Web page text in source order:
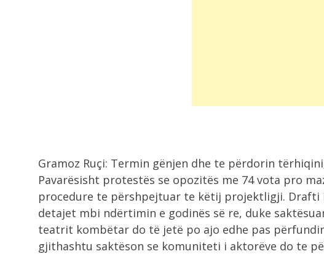
Gramoz Ruçi: Termin gënjen dhe te përdorin
Pavarësisht protestës se opozitës me 74 vota pro
procedure te përshpejtuar te këtij projektligji. Drafti
detajet mbi ndërtimin e godinës së re, duke
teatrit kombëtar do të jetë po ajo edhe pas
gjithashtu saktëson se komuniteti i aktorëve do te